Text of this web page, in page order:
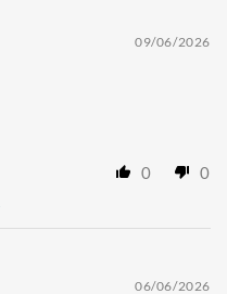
09/06/2026
0
0
06/06/2026